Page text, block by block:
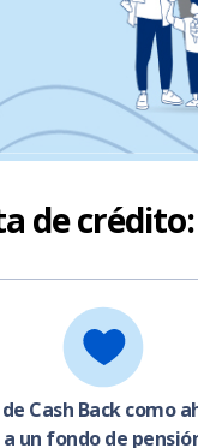
de crédito:
Cash Back como
a un fondo de